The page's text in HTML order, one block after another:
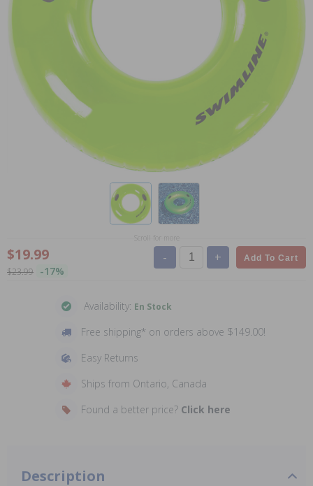
$19.99
$23.99 -17%
- + Add To Cart
Availability: En Stock
Free shipping* on orders above $149.00!
Easy Returns
Ships from Ontario, Canada
Found a better price? Click here
Description